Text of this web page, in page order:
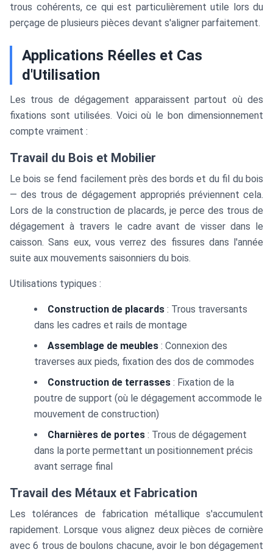
trous cohérents, ce qui est particulièrement utile lors du
perçage de plusieurs pièces devant s'aligner parfaitement.
Applications Réelles et Cas
d'Utilisation
Les trous de dégagement apparaissent partout où des
fixations sont utilisées. Voici où le bon dimensionnement
compte vraiment :
Travail du Bois et Mobilier
Le bois se fend facilement près des bords et du fil du bois
— des trous de dégagement appropriés préviennent cela.
Lors de la construction de placards, je perce des trous de
dégagement à travers le cadre avant de visser dans le
caisson. Sans eux, vous verrez des fissures dans l'année
suite aux mouvements saisonniers du bois.
Utilisations typiques :
Construction de placards : Trous traversants
dans les cadres et rails de montage
Assemblage de meubles : Connexion des
traverses aux pieds, fixation des dos de commodes
Construction de terrasses : Fixation de la
poutre de support (où le dégagement accommode le
mouvement de construction)
Charnières de portes : Trous de dégagement
dans la porte permettant un positionnement précis
avant serrage final
Travail des Métaux et Fabrication
Les tolérances de fabrication métallique s'accumulent
rapidement. Lorsque vous alignez deux pièces de cornière
avec 6 trous de boulons chacune, avoir le bon dégagement